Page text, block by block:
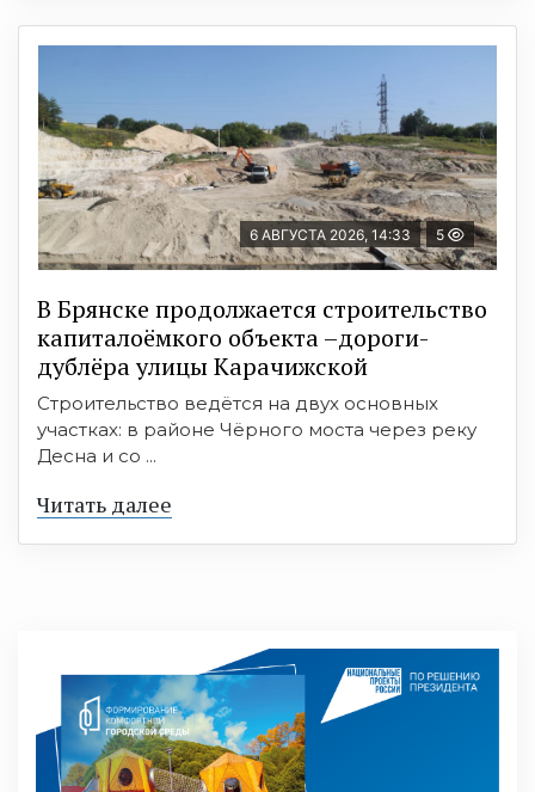
6 АВГУСТА 2026, 14:33 5
В Брянске продолжается строительство
капиталоёмкого объекта –дороги-
дублёра улицы Карачижской
Строительство ведётся на двух основных
участках: в районе Чёрного моста через реку
Десна и со ...
Читать далее